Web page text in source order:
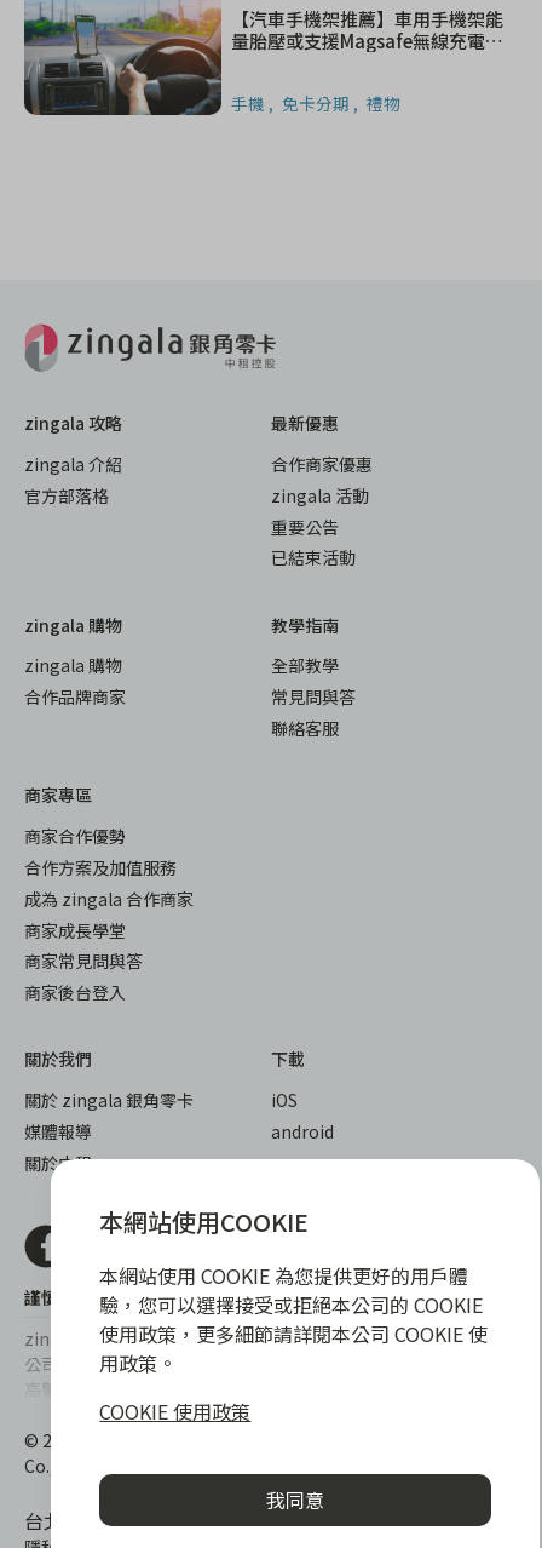
【汽車手機架推薦】車用手機架能
量胎壓或支援Magsafe無線充電
手機 免卡分期 禮物
zingala 攻略
zingala 介紹
官方部落格
最新優惠
合作商家優惠
zingala 活動
重要公告
已結束活動
zingala 購物
zingala 購物
合作品牌商家
教學指南
全部教學
常見問與答
聯絡客服
商家專區
商家合作優勢
合作方案及加值服務
成為 zingala 合作商家
商家成長學堂
商家常見問與答
商家後台登入
關於我們
關於 zingala 銀角零卡
媒體報導
關於中租
下載
iOS
android
謹慎衡量自身財務狀況，理性理財最安心
zingala銀角零卡/仲信資融沒有代辦公司及代辦業務，也未與代辦
公司合作，更不會要求您提供實體銀行提款卡或實體信用卡，請提
高警覺，勿受騙上當！
提醒您，消費前請審慎評估財務狀況，理性理財最安心。總費用年
百分率區間為0%~15.9%，實際費用率，仍以各合作商家提供之商
品或服務為準，且每一案件實際之年百分率仍視其個別產品及分期
往來條件而有所不同，總費用年百分率不等於分期費用率。
© 2022 仲信資融股份有限公司 Chailease Consumer Finance
Co., Ltd. All Rights Reserved.
台北市內湖區內湖路一段392號6F
本網站使用COOKIE
本網站使用 COOKIE 為您提供更好的用戶體
驗，您可以選擇接受或拒絕本公司的 COOKIE
使用政策，更多細節請詳閱本公司 COOKIE 使
用政策。
COOKIE 使用政策
我同意